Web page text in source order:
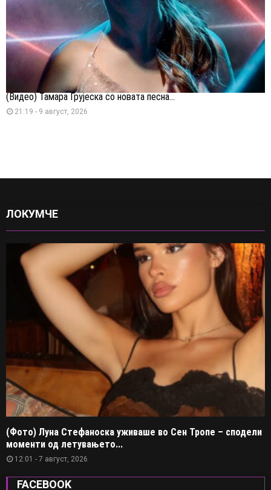
(Видео) Тамара Грујеска со новата песна...
21:19 - 9 август, 2026
ЛОКУМЧЕ
(Фото) Луна Стефаноска уживаше во Сен Тропе – сподели
моменти од летувањето...
12:01 - 7 август, 2026
FACEBOOK